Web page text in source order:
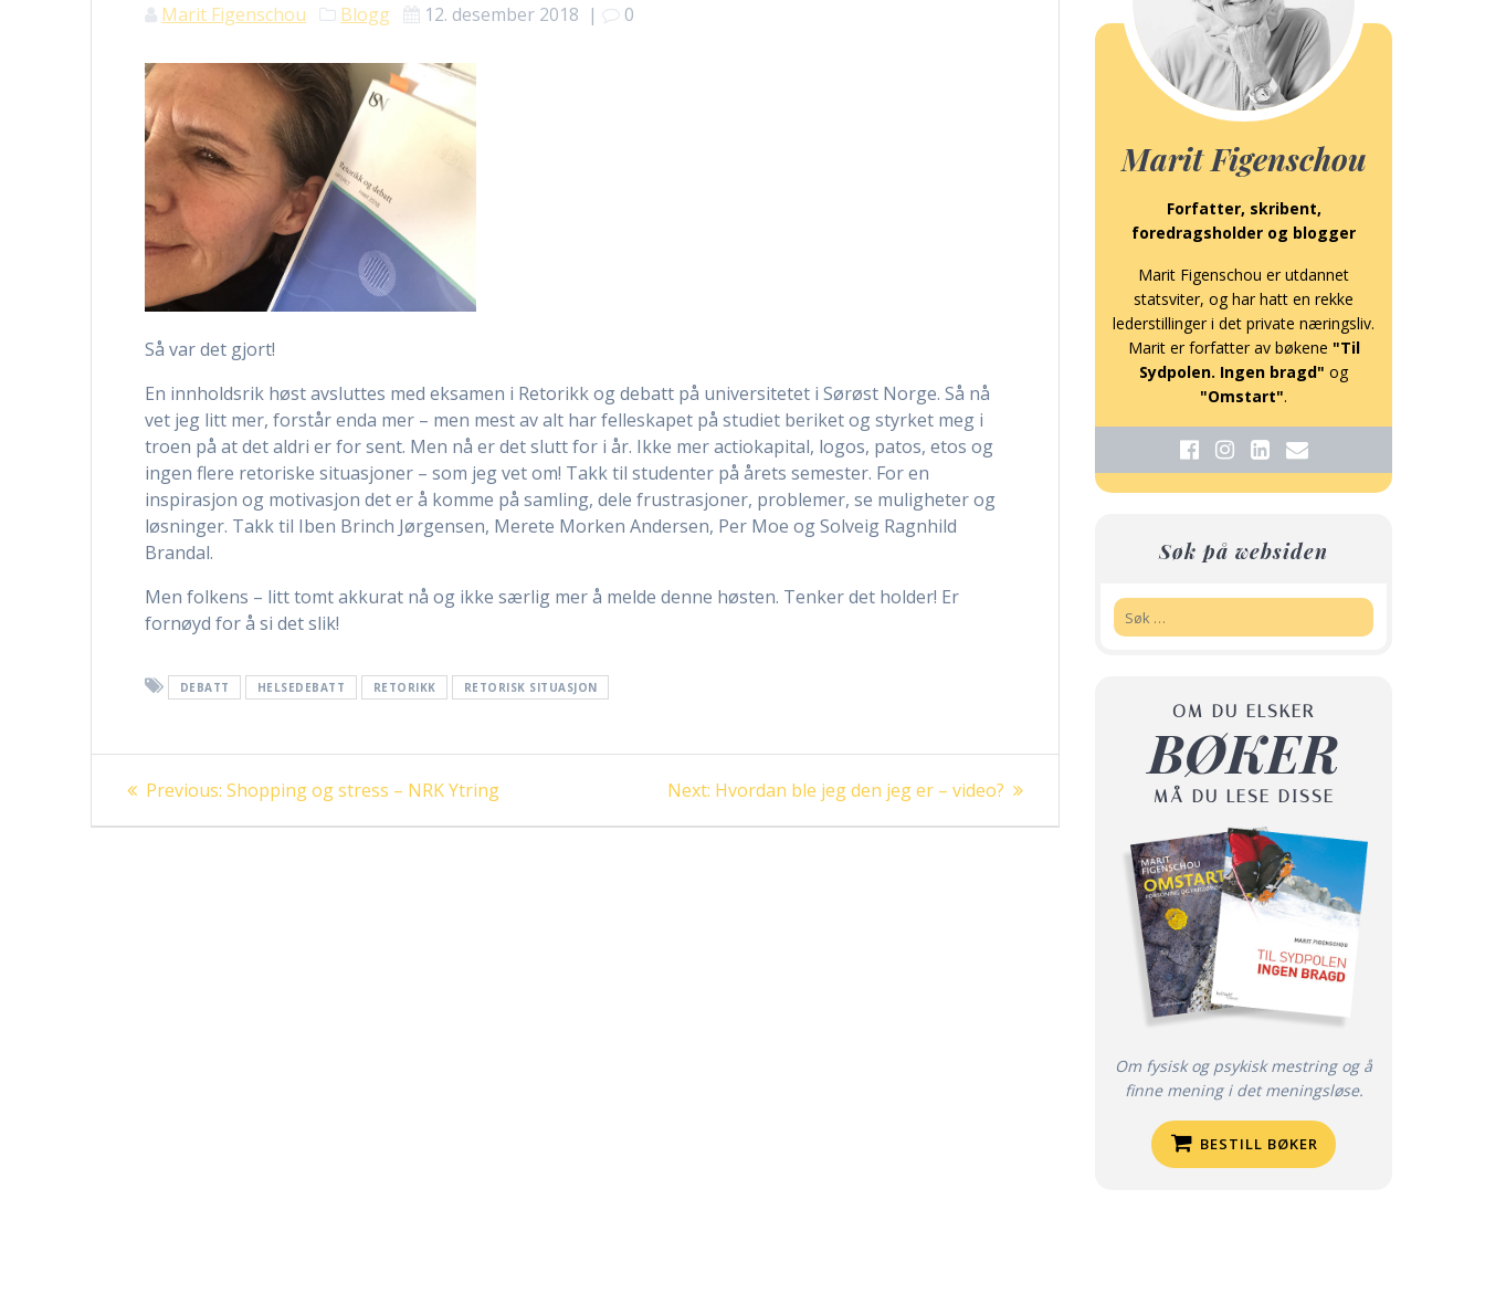
Marit Figenschou Blogg 12. desember 2018 | 0
Så var det gjort!
En innholdsrik høst avsluttes med eksamen i Retorikk og debatt på universitetet i Sørøst Norge. Så nå
vet jeg litt mer, forstår enda mer – men mest av alt har felleskapet på studiet beriket og styrket meg i
troen på at det aldri er for sent. Men nå er det slutt for i år. Ikke mer actiokapital, logos, patos, etos og
ingen flere retoriske situasjoner – som jeg vet om! Takk til studenter på årets semester. For en
inspirasjon og motivasjon det er å komme på samling, dele frustrasjoner, problemer, se muligheter og
løsninger. Takk til Iben Brinch Jørgensen, Merete Morken Andersen, Per Moe og Solveig Ragnhild
Brandal.
Men folkens – litt tomt akkurat nå og ikke særlig mer å melde denne høsten. Tenker det holder! Er
fornøyd for å si det slik!
DEBATT HELSEDEBATT RETORIKK RETORISK SITUASJON
Innleggsnavigasjon
Previous: Previous
Shopping og stress – NRK Ytring Next: Next
Hvordan ble jeg den jeg er – video?
Marit Figenschou
Forfatter, skribent,
foredragsholder og blogger
Marit Figenschou er utdannet
statsviter, og har hatt en rekke
lederstillinger i det private næringsliv.
Marit er forfatter av bøkene "Til
Sydpolen. Ingen bragd" og
"Omstart".
Søk på websiden
OM DU ELSKER
BØKER
MÅ DU LESE DISSE
Om fysisk og psykisk mestring og å
finne mening i det meningsløse.
BESTILL BØKER